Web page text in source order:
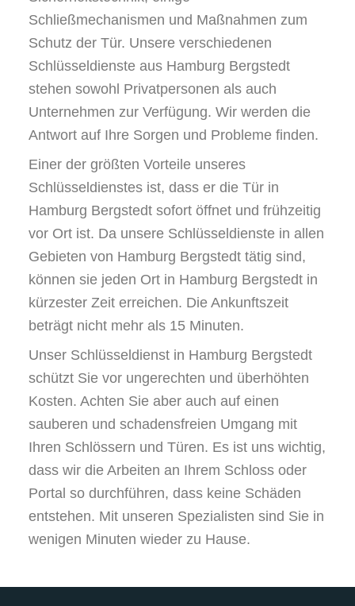
Schließmechanismen und Maßnahmen zum
Schutz der Tür. Unsere verschiedenen
Schlüsseldienste aus Hamburg Bergstedt
stehen sowohl Privatpersonen als auch
Unternehmen zur Verfügung. Wir werden die
Antwort auf Ihre Sorgen und Probleme finden.
Einer der größten Vorteile unseres
Schlüsseldienstes ist, dass er die Tür in
Hamburg Bergstedt sofort öffnet und frühzeitig
vor Ort ist. Da unsere Schlüsseldienste in allen
Gebieten von Hamburg Bergstedt tätig sind,
können sie jeden Ort in Hamburg Bergstedt in
kürzester Zeit erreichen. Die Ankunftszeit
beträgt nicht mehr als 15 Minuten.
Unser Schlüsseldienst in Hamburg Bergstedt
schützt Sie vor ungerechten und überhöhten
Kosten. Achten Sie aber auch auf einen
sauberen und schadensfreien Umgang mit
Ihren Schlössern und Türen. Es ist uns wichtig,
dass wir die Arbeiten an Ihrem Schloss oder
Portal so durchführen, dass keine Schäden
entstehen. Mit unseren Spezialisten sind Sie in
wenigen Minuten wieder zu Hause.